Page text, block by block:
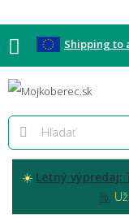
Shipping to
Blog
☀️ Letný výpredaj:
%.